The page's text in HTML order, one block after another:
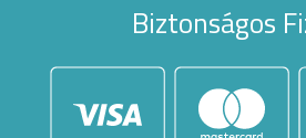
Biztonságos